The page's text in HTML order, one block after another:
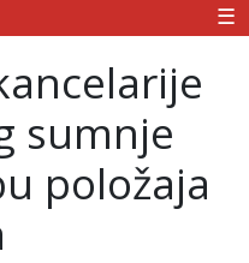
☰
sumnje
položaja